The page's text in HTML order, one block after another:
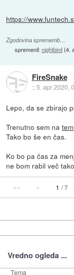
https://
Zgodovina sprememb…
spremenil:nightbird(4.
FireSnake
::5. apr 2020,
Lepo, da se zbirajo
Trenutno sem natem
Tako bo še en čas.
Ko bo pa čas za
ne bom rabil več
«« « 1 / 7
Vredno ogleda ...
Tema